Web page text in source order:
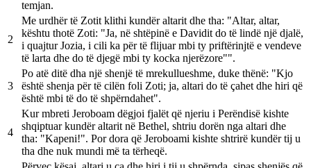
temjan.
2
Me urdhër të Zotit klithi kundër altarit dhe tha: "Altar, altar,
kështu thotë Zoti: "Ja, në shtëpinë e Davidit do të lindë një djalë,
i quajtur Jozia, i cili ka për të flijuar mbi ty priftërinjtë e vendeve
të larta dhe do të djegë mbi ty kocka njerëzore"".
3
Po atë ditë dha një shenjë të mrekullueshme, duke thënë: "Kjo
është shenja për të cilën foli Zoti; ja, altari do të çahet dhe hiri që
është mbi të do të shpërndahet".
4
Kur mbreti Jeroboam dëgjoi fjalët që njeriu i Perëndisë kishte
shqiptuar kundër altarit në Bethel, shtriu dorën nga altari dhe
tha: "Kapeni!". Por dora që Jeroboami kishte shtrirë kundër tij u
tha dhe nuk mundi më ta tërheqë.